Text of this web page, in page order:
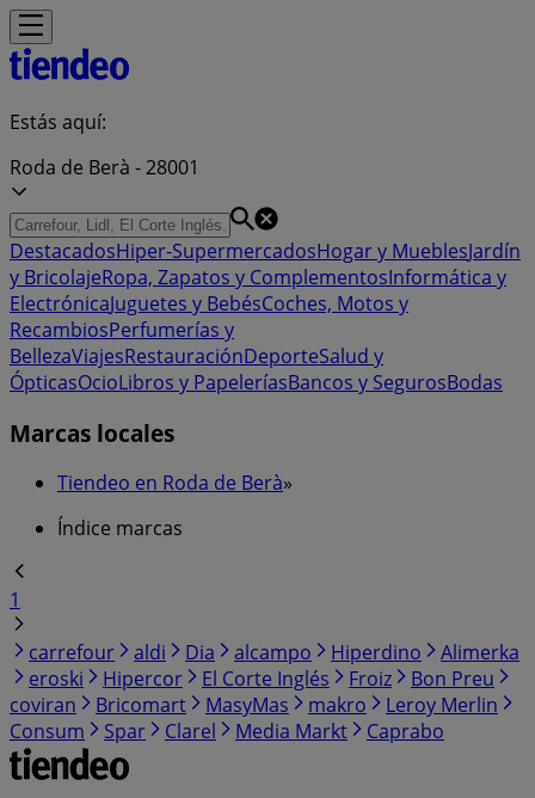
Estás aquí:
Roda de Berà - 28001
DestacadosHiper-SupermercadosHogar y MueblesJardín
y BricolajeRopa, Zapatos y ComplementosInformática y
ElectrónicaJuguetes y BebésCoches, Motos y
RecambiosPerfumerías y
BellezaViajesRestauraciónDeporteSalud y
ÓpticasOcioLibros y PapeleríasBancos y SegurosBodas
Marcas locales
Tiendeo en Roda de Berà»
Índice marcas
1
carrefour
aldi Dia alcampo Hiperdino
Alimerka
eroski
Hipercor El Corte Inglés Froiz
Bon Preu
coviran
Bricomart MasyMas makro
Leroy Merlin
Consum
Spar Clarel Media Markt Caprabo